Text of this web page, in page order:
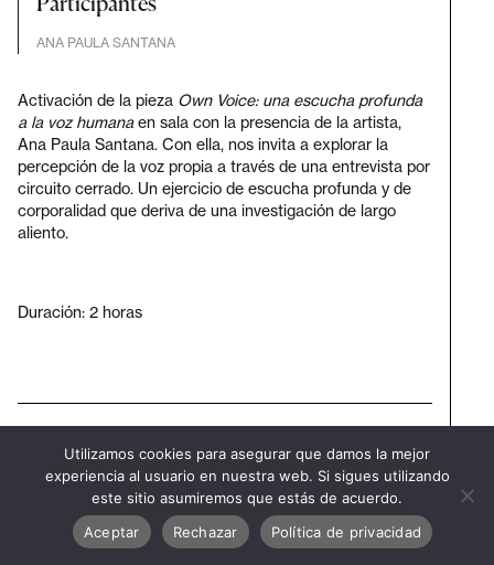
ANA PAULA SANTANA
Activación de la pieza Own Voice: una escucha profunda
a la voz humanaen sala con la presencia de la artista,
Ana Paula Santana. Con ella, nos invita a explorar la
percepción de la voz propia a través de una entrevista por
circuito cerrado. Un ejercicio de escucha profunda y de
corporalidad que deriva de una investigación de largo
aliento.
Duración: 2 horas
Suscríbete al newsletter
Visita
la bienal
Utilizamos cookies para asegurar que damos la mejor
experiencia al usuario en nuestra web. Si sigues utilizando
este sitio asumiremos que estás de acuerdo.
Aceptar
Rechazar Política de privacidad